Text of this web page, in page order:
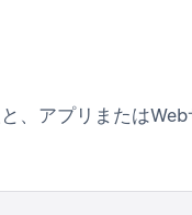
、アプリまたは